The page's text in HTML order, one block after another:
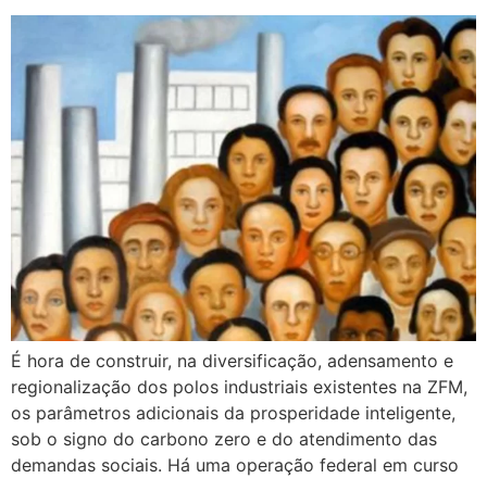
É hora de construir, na diversificação, adensamento e
regionalização dos polos industriais existentes na ZFM,
os parâmetros adicionais da prosperidade inteligente,
sob o signo do carbono zero e do atendimento das
demandas sociais. Há uma operação federal em curso